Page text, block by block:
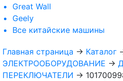
Great Wall
Geely
Все китайские машины
Главная страница → Каталог
ЭЛЕКТРООБОРУДОВАНИЕ →
ПЕРЕКЛЮЧАТЕЛИ →